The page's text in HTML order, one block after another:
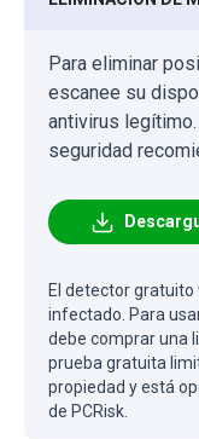
Para eliminar
escanee su
antivirus
seguridad
El detector
infectado. Para
debe comprar una
prueba gratuita
propiedad y está
de PCRisk.